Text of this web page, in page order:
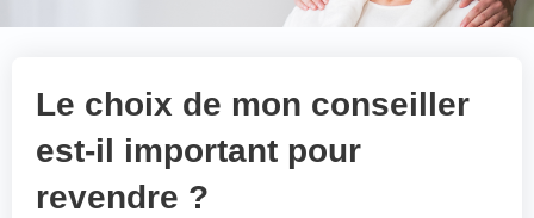
Le choix de mon conseiller
est-il important pour
revendre ?